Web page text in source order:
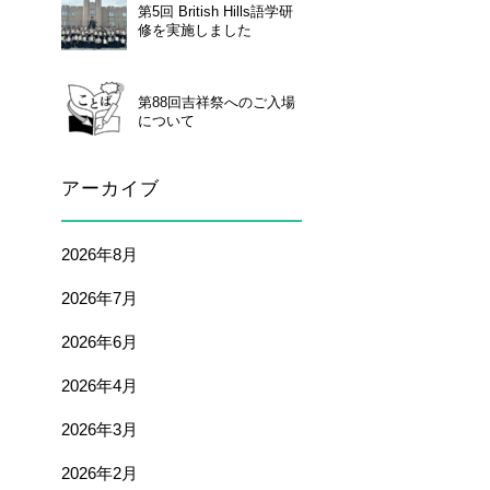
第5回 British Hills語学研
修を実施しました
第88回吉祥祭へのご入場
について
アーカイブ
2026年8月
2026年7月
2026年6月
2026年4月
2026年3月
2026年2月